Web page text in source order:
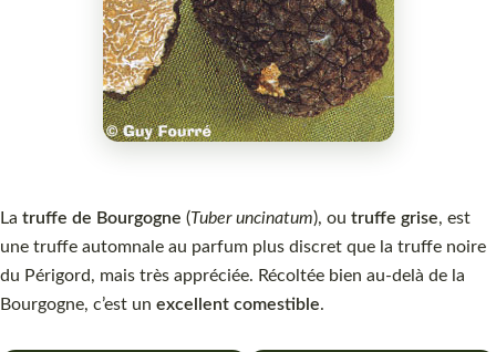
La truffe de Bourgogne (Tuber uncinatum), ou truffe grise, est
une truffe automnale au parfum plus discret que la truffe noire
du Périgord, mais très appréciée. Récoltée bien au-delà de la
Bourgogne, c’est un excellent comestible.